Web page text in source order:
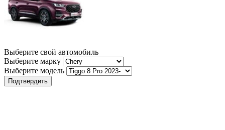
Выберите свой автомобиль
Выберите марку
Выберите модель
Подтвердить